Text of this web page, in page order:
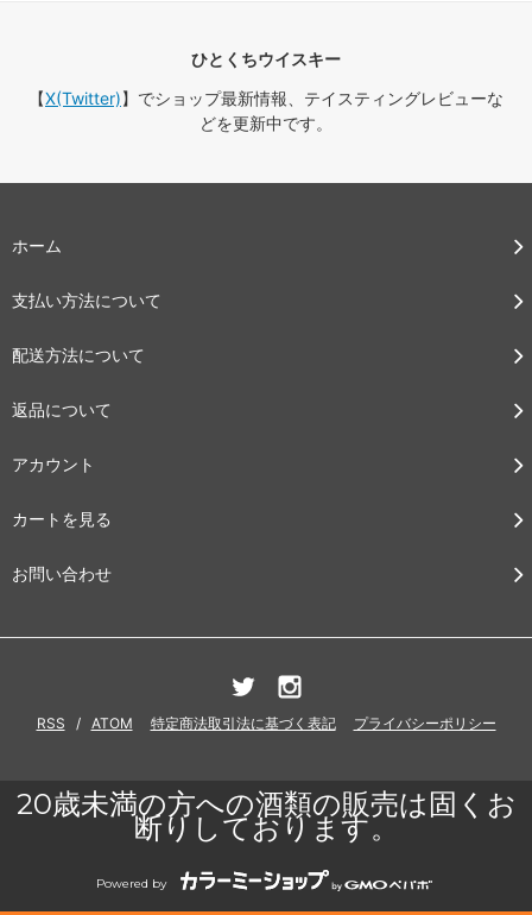
ひとくちウイスキー
【X(Twitter)】でショップ最新情報、テイスティングレビューな
どを更新中です。
ホーム
支払い方法について
配送方法について
返品について
アカウント
カートを見る
お問い合わせ
RSS / ATOM 特定商法取引法に基づく表記 プライバシーポリシー
20歳未満の方への酒類の販売は固くお
断りしております。
Powered by